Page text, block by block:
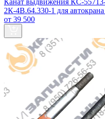
Канат выдвижения КС-
2К-4В.64.330-1 для
от 39 500